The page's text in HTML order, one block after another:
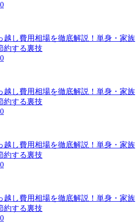
越し費用相場を徹底解説！単身・家族
約する裏技
越し費用相場を徹底解説！単身・家族
約する裏技
越し費用相場を徹底解説！単身・家族
約する裏技
越し費用相場を徹底解説！単身・家族
約する裏技